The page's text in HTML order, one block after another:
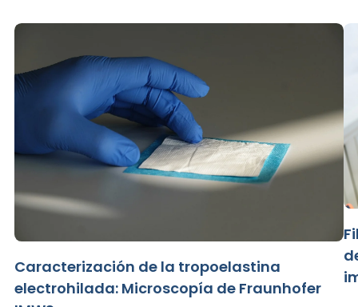
Caracterización de la tropoelastina
electrohilada: Microscopía de Fraunhofer